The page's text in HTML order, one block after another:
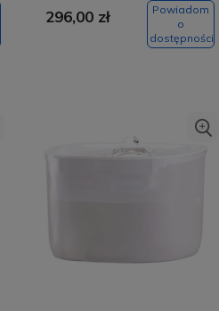
Catlink Pure 2
296,00 zł
Powiadom
o
dostępności